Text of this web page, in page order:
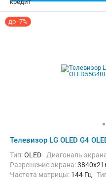
до -7%
Телевизор LG OLED G4
Тип:OLED Диагональ
Разрешение экрана:
Частота матрицы: 144 Гц